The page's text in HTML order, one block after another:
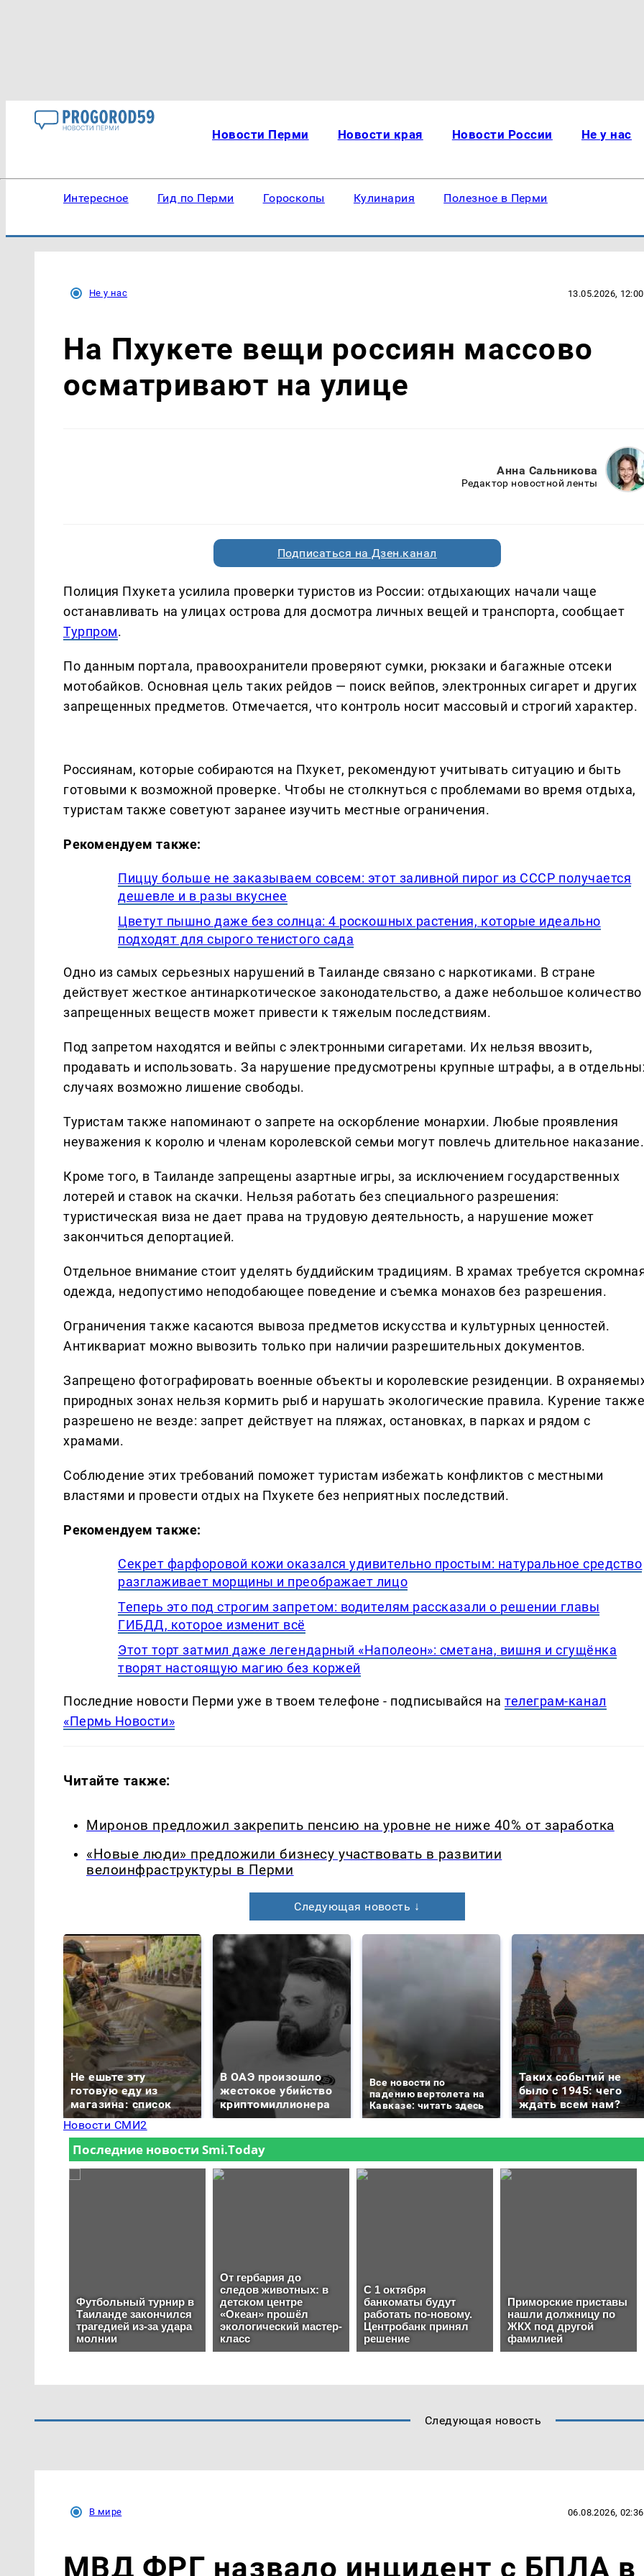
Новости Перми Новости края Новости России Не у нас
Интересное Гид по Перми Гороскопы Кулинария Полезное в Перми
Не у нас 13.05.2026, 12:00
На Пхукете вещи россиян массово
осматривают на улице
Анна Сальникова
Редактор новостной ленты
Подписаться на Дзен.канал
Полиция Пхукета усилила проверки туристов из России: отдыхающих начали чаще
останавливать на улицах острова для досмотра личных вещей и транспорта, сообщает
Турпром.
По данным портала, правоохранители проверяют сумки, рюкзаки и багажные отсеки
мотобайков. Основная цель таких рейдов — поиск вейпов, электронных сигарет и других
запрещенных предметов. Отмечается, что контроль носит массовый и строгий характер.
Россиянам, которые собираются на Пхукет, рекомендуют учитывать ситуацию и быть
готовыми к возможной проверке. Чтобы не столкнуться с проблемами во время отдыха,
туристам также советуют заранее изучить местные ограничения.
Рекомендуем также:
Пиццу больше не заказываем совсем: этот заливной пирог из СССР получается
дешевле и в разы вкуснее
Цветут пышно даже без солнца: 4 роскошных растения, которые идеально
подходят для сырого тенистого сада
Одно из самых серьезных нарушений в Таиланде связано с наркотиками. В стране
действует жесткое антинаркотическое законодательство, а даже небольшое количество
запрещенных веществ может привести к тяжелым последствиям.
Под запретом находятся и вейпы с электронными сигаретами. Их нельзя ввозить,
продавать и использовать. За нарушение предусмотрены крупные штрафы, а в
случаях возможно лишение свободы.
Туристам также напоминают о запрете на оскорбление монархии. Любые проявления
неуважения к королю и членам королевской семьи могут повлечь длительное наказание.
Кроме того, в Таиланде запрещены азартные игры, за исключением государственных
лотерей и ставок на скачки. Нельзя работать без специального разрешения:
туристическая виза не дает права на трудовую деятельность, а нарушение может
закончиться депортацией.
Отдельное внимание стоит уделять буддийским традициям. В храмах требуется
одежда, недопустимо неподобающее поведение и съемка монахов без разрешения.
Ограничения также касаются вывоза предметов искусства и культурных ценностей.
Антиквариат можно вывозить только при наличии разрешительных документов.
Запрещено фотографировать военные объекты и королевские резиденции. В
природных зонах нельзя кормить рыб и нарушать экологические правила. Курение
разрешено не везде: запрет действует на пляжах, остановках, в парках и рядом с
храмами.
Соблюдение этих требований поможет туристам избежать конфликтов с местными
властями и провести отдых на Пхукете без неприятных последствий.
Рекомендуем также:
Секрет фарфоровой кожи оказался удивительно простым: натуральное средство
разглаживает морщины и преображает лицо
Теперь это под строгим запретом: водителям рассказали о решении главы
ГИБДД, которое изменит всё
Этот торт затмил даже легендарный «Наполеон»: сметана, вишня и сгущёнка
творят настоящую магию без коржей
Последние новости Перми уже в твоем телефоне - подписывайся нателеграм-канал
«Пермь Новости»
Читайте также:
Миронов предложил закрепить пенсию на уровне не ниже 40% от заработка
«Новые люди» предложили бизнесу участвовать в развитии
велоинфраструктуры в Перми
Следующая новость ↓
Не ешьте эту
готовую еду из
магазина: список
В ОАЭ произошло
жестокое убийство
криптомиллионера
Все новости по
падению вертолета на
Кавказе: читать здесь
Таких событий не
было с 1945: чего
ждать всем нам?
Новости СМИ2
Следующая новость
В мире 06.08.2026, 02:36
МВД ФРГ назвало инцидент с БПЛА в